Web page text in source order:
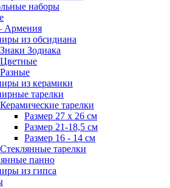
наборы
Армения
из обсидиана
Знаки Зодиака
Цветные
Разные
из керамики
тарелки
Керамические тарелки
Размер 27 х 26 см
Размер 21-18,5 см
Размер 16 - 14 см
Стеклянные тарелки
панно
из гипса